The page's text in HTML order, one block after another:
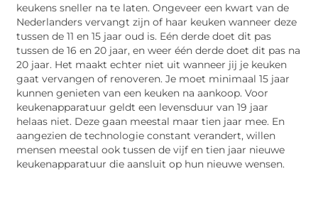
keukens sneller na te laten. Ongeveer een kwart van de
Nederlanders vervangt zijn of haar keuken wanneer deze
tussen de 11 en 15 jaar oud is. Eén derde doet dit pas
tussen de 16 en 20 jaar, en weer één derde doet dit pas na
20 jaar. Het maakt echter niet uit wanneer jij je keuken
gaat vervangen of renoveren. Je moet minimaal 15 jaar
kunnen genieten van een keuken na aankoop. Voor
keukenapparatuur geldt een levensduur van 19 jaar
helaas niet. Deze gaan meestal maar tien jaar mee. En
aangezien de technologie constant verandert, willen
mensen meestal ook tussen de vijf en tien jaar nieuwe
keukenapparatuur die aansluit op hun nieuwe wensen.